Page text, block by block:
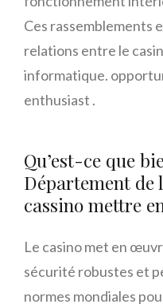
Ces rassemblements
relations entre le
informatique.
enthusiast .
Qu’est-ce que
Département de
cassino mettre
Le casino met en
sécurité robustes et
normes mondiales